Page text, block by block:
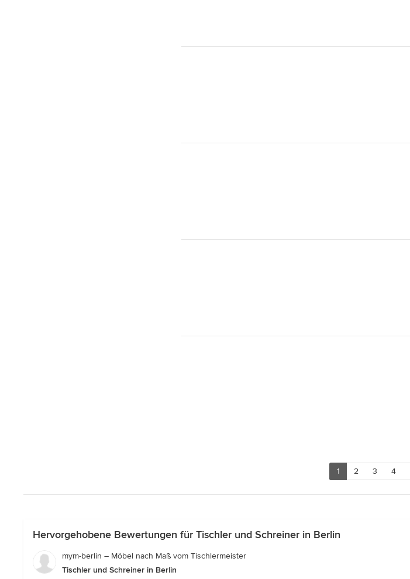
1 2 3 4
Hervorgehobene Bewertungen für Tischler und Schreiner in Berlin
mym-berlin – Möbel nach Maß vom Tischlermeister
Tischler und Schreiner in Berlin